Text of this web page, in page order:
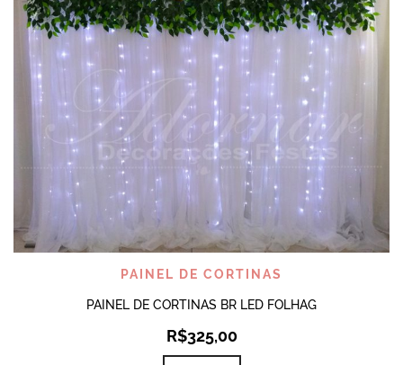
PAINEL DE CORTINAS
PAINEL DE CORTINAS BR LED FOLHAG
R$325,00